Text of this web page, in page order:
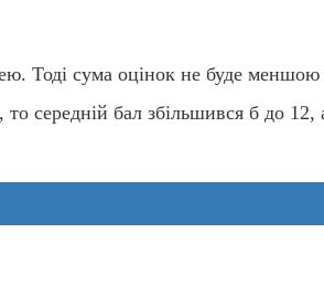
Тоді сума оцінок не буде меншою
середній бал збільшився б до